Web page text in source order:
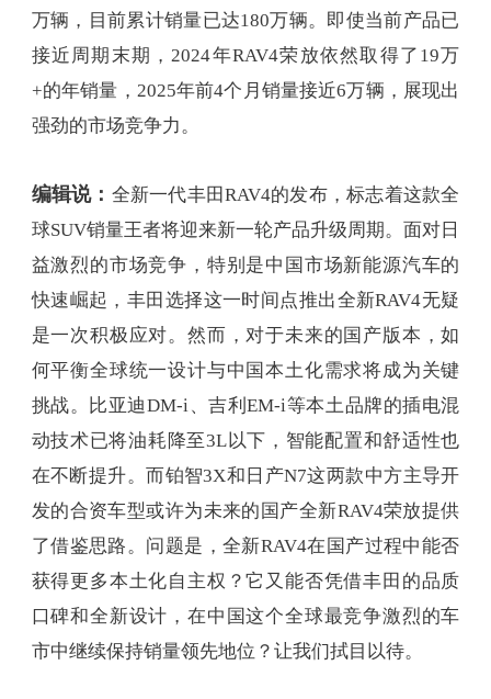
万辆，目前累计销量已达180万辆。即使当前产品已
接近周期末期，2024年RAV4荣放依然取得了19万
+的年销量，2025年前4个月销量接近6万辆，展现出
强劲的市场竞争力。
编辑说： 全新一代丰田RAV4的发布，标志着这款全
球SUV销量王者将迎来新一轮产品升级周期。面对日
益激烈的市场竞争，特别是中国市场新能源汽车的
快速崛起，丰田选择这一时间点推出全新RAV4无疑
是一次积极应对。然而，对于未来的国产版本，如
何平衡全球统一设计与中国本土化需求将成为关键
挑战。比亚迪DM-i、吉利EM-i等本土品牌的插电混
动技术已将油耗降至3L以下，智能配置和舒适性也
在不断提升。而铂智3X和日产N7这两款中方主导开
发的合资车型或许为未来的国产全新RAV4荣放提供
了借鉴思路。问题是，全新RAV4在国产过程中能否
获得更多本土化自主权？它又能否凭借丰田的品质
口碑和全新设计，在中国这个全球最竞争激烈的车
市中继续保持销量领先地位？让我们拭目以待。